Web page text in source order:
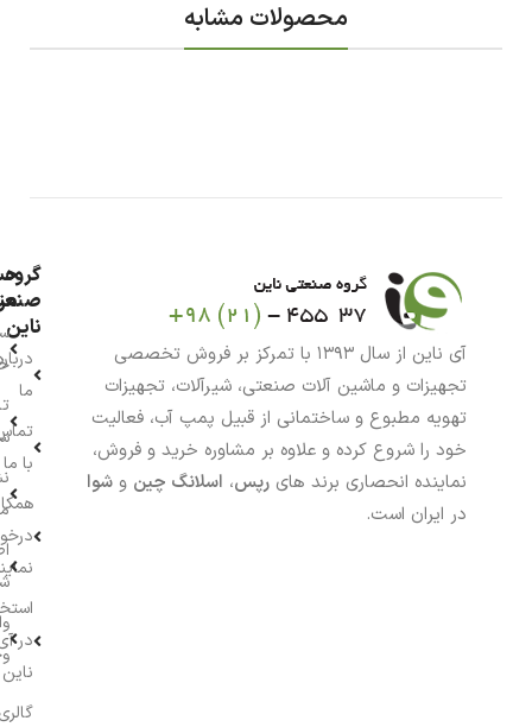
محصولات مشابه
آی ناین از سال ۱۳۹۳ با تمرکز بر فروش تخصصی
تجهیزات و ماشین آلات صنعتی، شیرآلات، تجهیزات
تهویه مطبوع و ساختمانی از قبیل پمپ آب، فعالیت
خود را شروع کرده و علاوه بر مشاوره خرید و فروش،
نماینده انحصاری برند های رپس، اسلانگ چین و شوا
در ایران است.
گروه
ناین
ما
با ما
در
ناین